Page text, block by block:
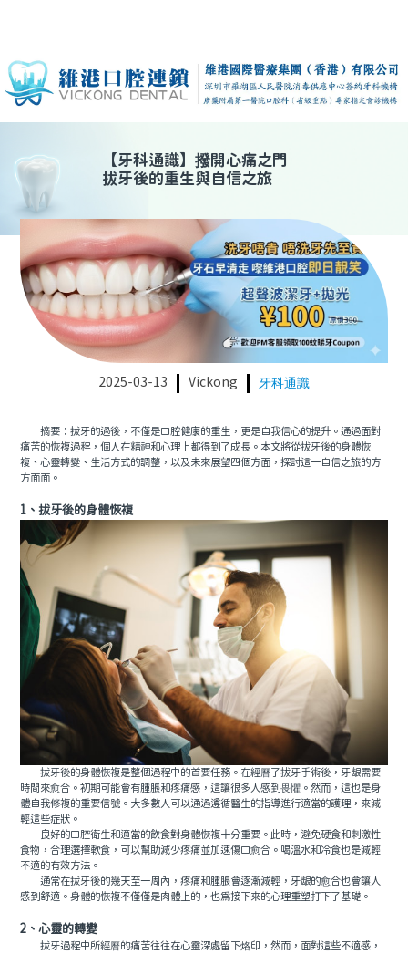
【牙科通識】 撥開心痛之門
拔牙後的重生與自信之旅
2025-03-13 Vickong 牙科通識
摘要：拔牙的過後，不僅是口腔健康的重生，更是自我信心的提升。通過面對
痛苦的恢複過程，個人在精神和心理上都得到了成長。本文將從拔牙後的身體恢
複、心靈轉變、生活方式的調整，以及未來展望四個方面，探討這一自信之旅的方
方面面。
1、拔牙後的身體恢複
拔牙後的身體恢複是整個過程中的首要任務。在經曆了拔牙手術後，牙龈需要
時間來愈合。初期可能會有腫脹和疼痛感，這讓很多人感到畏懼。然而，這也是身
體自我修複的重要信號。大多數人可以通過遵循醫生的指導進行適當的護理，來減
輕這些症狀。
良好的口腔衛生和適當的飲食對身體恢複十分重要。此時，避免硬食和刺激性
食物，合理選擇軟食，可以幫助減少疼痛並加速傷口愈合。喝溫水和冷食也是減輕
不適的有效方法。
通常在拔牙後的幾天至一周內，疼痛和腫脹會逐漸減輕，牙龈的愈合也會讓人
感到舒適。身體的恢複不僅僅是肉體上的，也爲接下來的心理重塑打下了基礎。
2、心靈的轉變
拔牙過程中所經曆的痛苦往往在心靈深處留下烙印，然而，面對這些不適感，